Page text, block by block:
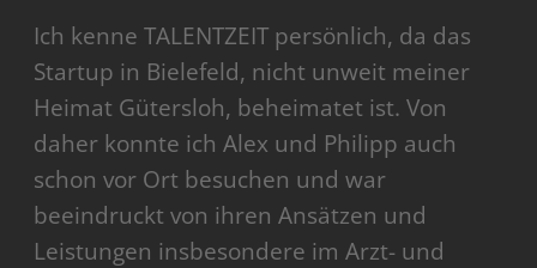
Ich kenne TALENTZEIT persönlich, da das
Startup in Bielefeld, nicht unweit meiner
Heimat Gütersloh, beheimatet ist. Von
daher konnte ich Alex und Philipp auch
schon vor Ort besuchen und war
beeindruckt von ihren Ansätzen und
Leistungen insbesondere im Arzt- und